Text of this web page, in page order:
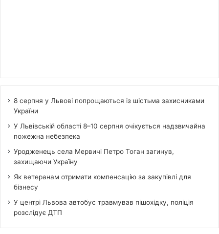
8 серпня у Львові попрощаються із шістьма захисниками
України
У Львівській області 8–10 серпня очікується надзвичайна
пожежна небезпека
Уродженець села Мервичі Петро Тоган загинув,
захищаючи Україну
Як ветеранам отримати компенсацію за закупівлі для
бізнесу
У центрі Львова автобус травмував пішохідку, поліція
розслідує ДТП